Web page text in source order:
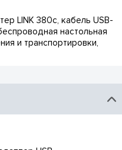
LINK 380c, кабель USB-
настольная
и транспортировки,